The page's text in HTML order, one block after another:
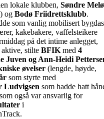
lokale klubben, Søndre
og Bodø Friidrettsklubb.
som vanlig mobilisert bygdas
kakebakere, vaffelsteikere
på det intime anlegget,
stilte BFIK med 4
Juven og Ann-Heidi
øvelser (lengde, høyde,
som styrte med
Ludvigsen som hadde hatt
også var ansvarlig for
i